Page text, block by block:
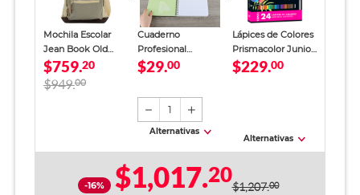
Mochila Escolar
Jean Book Old
Money Beige
Unisex
$759.20
$949.00
Cuaderno
Profesional
SkyBook Go Plus
$29.00
1
Alternativas
Lápices de Colores
Prismacolor Junior
24 piezas
$229.00
Alternativas
-16% $1,017.20$1,207.00